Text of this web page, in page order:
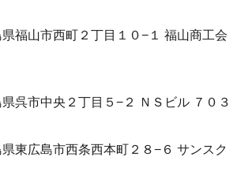
福山市西町２丁目１０−１ 福山商工会
呉市中央２丁目５−２ ＮＳビル ７０３
東広島市西条西本町２８−６ サンスク